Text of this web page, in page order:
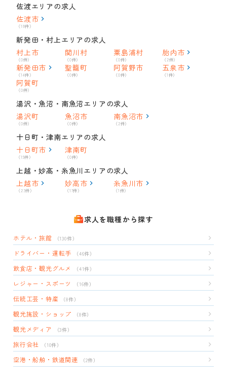
佐渡エリアの求人
佐渡市
（18件）
新発田・村上エリアの求人
村上市
（0件）
関川村
（0件）
粟島浦村
（0件）
胎内市
（2件）
新発田市
（14件）
聖籠町
（0件）
阿賀野市
（0件）
五泉市
（1件）
阿賀町
（0件）
湯沢・魚沼・南魚沼エリアの求人
湯沢町
（0件）
魚沼市
（0件）
南魚沼市
（2件）
十日町・津南エリアの求人
十日町市
（15件）
津南町
（0件）
上越・妙高・糸魚川エリアの求人
上越市
（23件）
妙高市
（17件）
糸魚川市
（1件）
求人を職種から探す
ホテル・旅館 （130件）
ドライバー・運転手 （46件）
飲食店・観光グルメ （41件）
レジャー・スポーツ （16件）
伝統工芸・特産 （8件）
観光施設・ショップ （8件）
観光メディア （3件）
旅行会社 （10件）
空港・船舶・鉄道関連 （2件）